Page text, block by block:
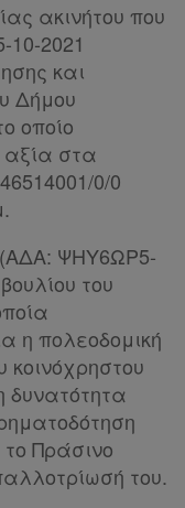
ακινήτου που
10-2021
και
Δήμου
οποίο
αξία στα
0/0
(ΑΔΑ: ΨΗΥ6ΩΡ5-
του
η πολεοδομική
δυνατότητα
Πράσινο
του.